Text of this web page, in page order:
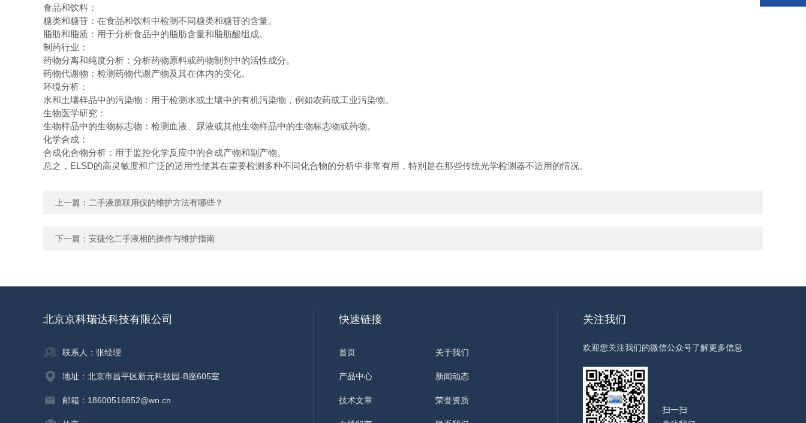
食品和饮料：
糖类和糖苷：在食品和饮料中检测不同糖类和糖苷的含量。
脂肪和脂质：用于分析食品中的脂肪含量和脂肪酸组成。
制药行业：
药物分离和纯度分析：分析药物原料或药物制剂中的活性成分。
药物代谢物：检测药物代谢产物及其在体内的变化。
环境分析：
水和土壤样品中的污染物：用于检测水或土壤中的有机污染物，例如农药或工业污染物。
生物医学研究：
生物样品中的生物标志物：检测血液、尿液或其他生物样品中的生物标志物或药物。
化学合成：
合成化合物分析：用于监控化学反应中的合成产物和副产物。
总之，ELSD的高灵敏度和广泛的适用性使其在需要检测多种不同化合物的分析中非常有用，特别是在那些传统光学检测器不适用的情况。
上一篇： 二手液质联用仪的维护方法有哪些？
下一篇： 安捷伦二手液相的操作与维护指南
北京京科瑞达科技有限公司
联系人：张经理
地址：北京市昌平区新元科技园-B座605室
邮箱：18600516852@wo.cn
快速链接
首页 关于我们
产品中心 新闻动态
技术文章 荣誉资质
关注我们
欢迎您关注我们的微信公众号了解更多信息
扫一扫